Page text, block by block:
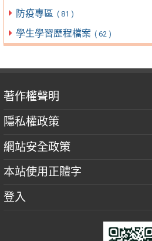
防疫專區 ( 81 )
學生學習歷程檔案 ( 62 )
著作權聲明
隱私權政策
網站安全政策
本站使用正體字
登入